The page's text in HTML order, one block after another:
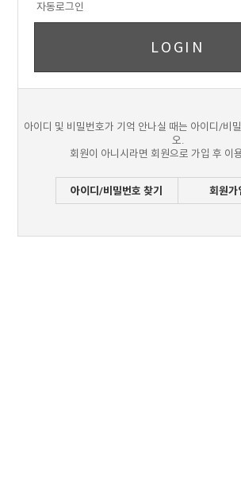
자동로그인
아이디 및 비밀번호가 기억 안나실 때는 아이디/비
오.
회원이 아니시라면 회원으로 가입 후 이
아이디/비밀번호 찾기 회원가